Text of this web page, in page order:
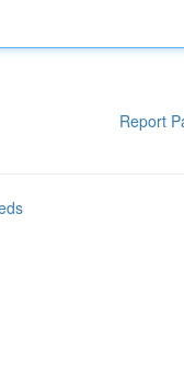
Report